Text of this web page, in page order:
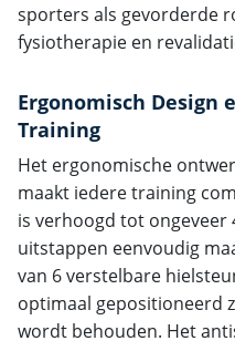
sporters als gevorderde
fysiotherapie en
Ergonomisch Design
Training
Het ergonomische
maakt iedere training
is verhoogd tot ongeveer
uitstappen eenvoudig
van 6 verstelbare
optimaal gepositioneerd
wordt behouden. Het